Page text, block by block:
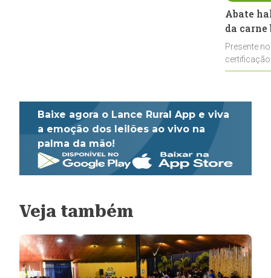
Abate
da
Presente
Baixe agora o Lance Rural App e viva
a emoção dos leilões ao vivo na
palma da mão!
Veja também